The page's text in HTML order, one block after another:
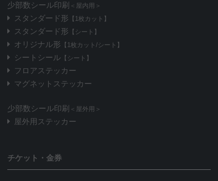
少部数シール印刷 ＜屋内用＞
スタンダード形 【1枚カット】
スタンダード形 【シート】
オリジナル形 【1枚カット/シート】
シートシール 【シート】
フロアステッカー
マグネットステッカー
少部数シール印刷 ＜屋外用＞
屋外用ステッカー
チケット・金券